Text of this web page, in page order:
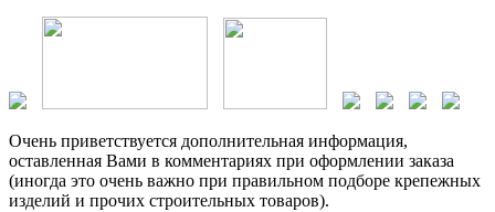
Очень приветствуется дополнительная информация,
оставленная Вами в комментариях при оформлении заказа
(иногда это очень важно при правильном подборе крепежных
изделий и прочих строительных товаров).